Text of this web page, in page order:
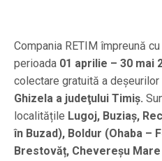
Compania RETIM împreună
perioada 01 aprilie – 30 mai
colectare gratuită a
Ghizela a judeţului Timiş.
localitățile Lugoj, Buziaș,
în Buzad), Boldur (Ohaba –
Brestovăț, Chevereșu